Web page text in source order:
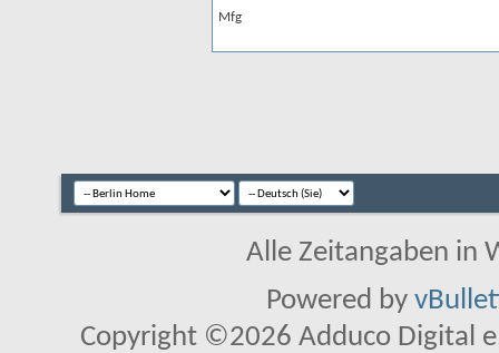
Mfg
Alle Zeitangaben in
Powered by
Copyright ©2026 Adduco Digital